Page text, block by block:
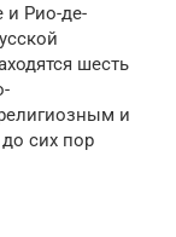
и Рио-де-
шесть
и
сих пор